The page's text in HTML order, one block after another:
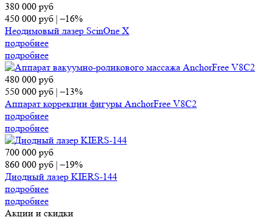
380 000 руб
450 000 руб |–16%
Неодимовый лазер ScinOne X
подробнее
подробнее
480 000 руб
550 000 руб |–13%
Аппарат коррекции фигуры AnchorFree V8C2
подробнее
подробнее
700 000 руб
860 000 руб |–19%
Диодный лазер KIERS-144
подробнее
подробнее
Акции и скидки